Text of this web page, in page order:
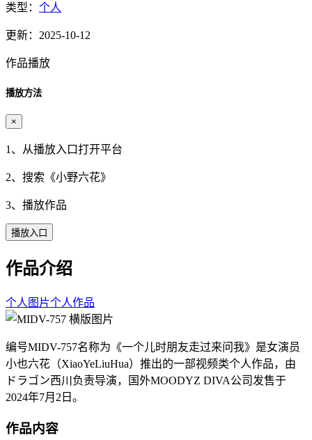
类型： 个人
更新：2025-10-12
作品播放
播放方法
×
1、从播放入口打开平台
2、搜索《小野六花》
3、播放作品
播放入口
作品介绍
个人图片个人作品
编号MIDV-757名称为《一个儿时朋友走过来问我》是女演员
小也六花（XiaoYeLiuHua）推出的一部视频类个人作品，由
ドラゴン西川负责导演，国外MOODYZ DIVA公司发售于
2024年7月2日。
作品内容